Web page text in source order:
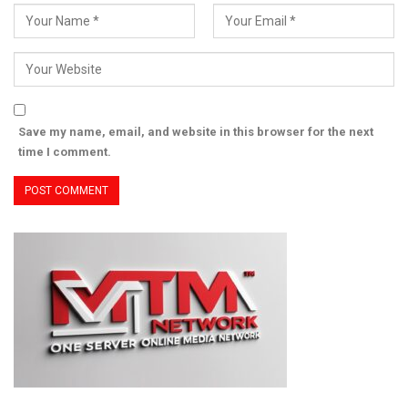
Setelah Viral sesi wawancara dengan Marlo, Keisya nampaknya
Save my name, email, and website in this browser for the next
time I comment.